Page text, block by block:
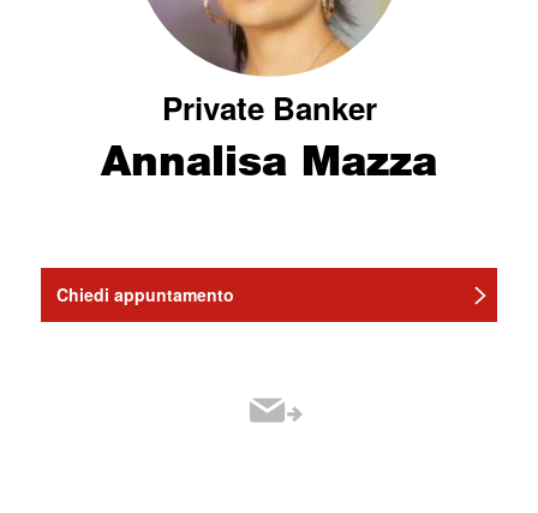
Private Banker
Annalisa Mazza
Chiedi appuntamento